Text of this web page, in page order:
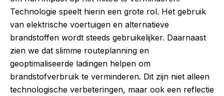
Technologie speelt hierin een grote rol. Het gebruik
van elektrische voertuigen en alternatieve
brandstoffen wordt steeds gebruikelijker. Daarnaast
zien we dat slimme routeplanning en
geoptimaliseerde ladingen helpen om
brandstofverbruik te verminderen. Dit zijn niet alleen
technologische verbeteringen, maar ook een reflectie